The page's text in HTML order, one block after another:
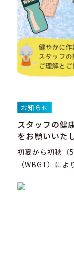
お知らせ
スタッフの健
をお願いいた
初夏から初秋（
（WBGT）によ